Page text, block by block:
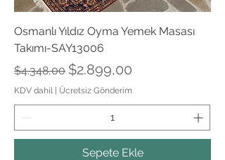
Osmanlı Yıldız Oyma Yemek Masası
Takımı-SAY13006
Normal Fiyat
$4.348,00 İndirimli Fiyat
$2.899,00
KDV dahil | Ücretsiz Gönderim
Sepete Ekle